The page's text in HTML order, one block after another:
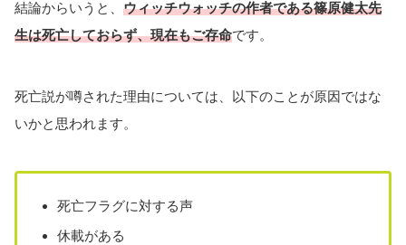
結論からいうと、 ウィッチウォッチの作者である篠原健太先
生は死亡しておらず、現在もご存命です。
死亡説が噂された理由については、以下のことが原因ではな
いかと思われます。
死亡フラグに対する声
休載がある